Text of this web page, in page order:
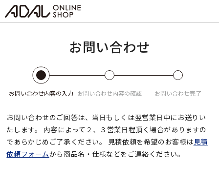
お問い合わせ
お問い合わせ内容の入力 お問い合わせ内容の確認 お問い合わせ完了
お問い合わせのご回答は、当日もしくは翌営業日中にお送りい
たします。
内容によって２、３営業日程頂く場合がありますの
であらかじめご了承ください。
見積依頼を希望のお客様は見積
依頼フォームから商品名・仕様などをご連絡ください。